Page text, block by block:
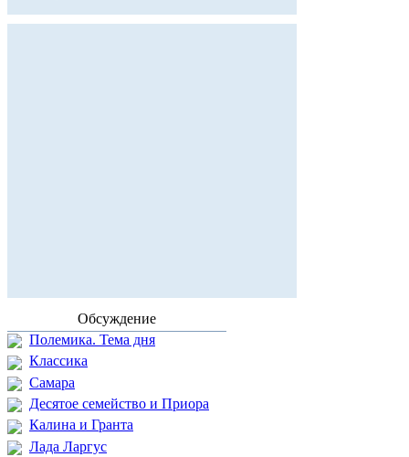
Обсуждение
Полемика. Тема дня
Классика
Самара
Десятое семейство и Приора
Калина и Гранта
Лада Ларгус